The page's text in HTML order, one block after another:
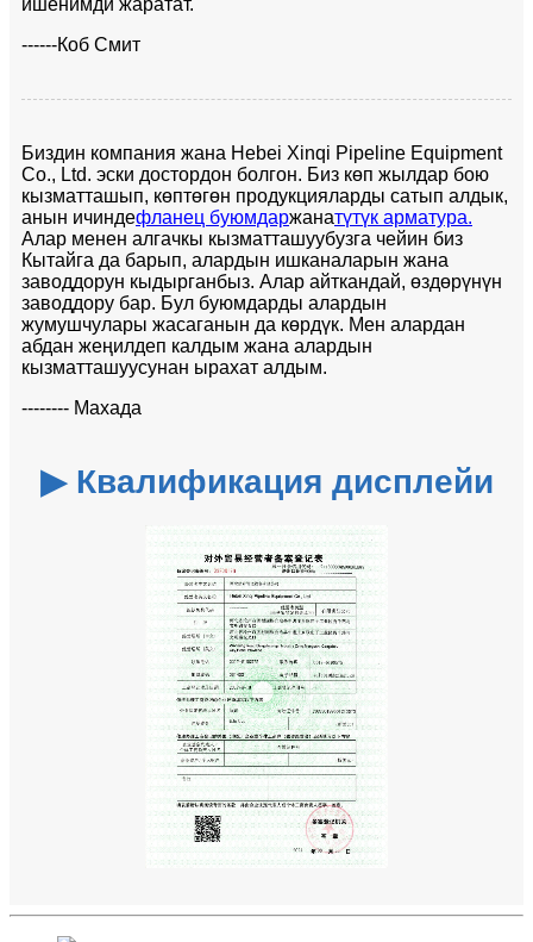
ишенимди жаратат.
------Коб Смит
Биздин компания жана Hebei Xinqi Pipeline Equipment
Co., Ltd. эски достордон болгон. Биз көп жылдар бою
кызматташып, көптөгөн продукцияларды сатып алдык,
анын ичиндефланец буюмдаржанатүтүк арматура.
Алар менен алгачкы кызматташуубузга чейин биз
Кытайга да барып, алардын ишканаларын жана
заводдорун кыдырганбыз. Алар айткандай, өздөрүнүн
заводдору бар. Бул буюмдарды алардын
жумушчулары жасаганын да көрдүк. Мен алардан
абдан жеңилдеп калдым жана алардын
кызматташуусунан ырахат алдым.
-------- Махада
▶ Квалификация дисплейи